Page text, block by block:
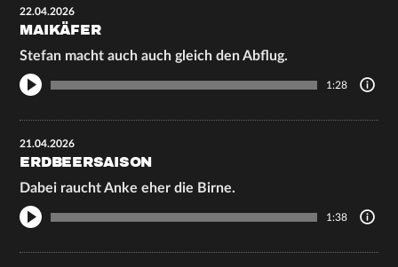
22.04.2026
MAIKÄFER
Stefan macht auch auch gleich den Abflug.
1:28
21.04.2026
ERDBEERSAISON
Dabei raucht Anke eher die Birne.
1:38